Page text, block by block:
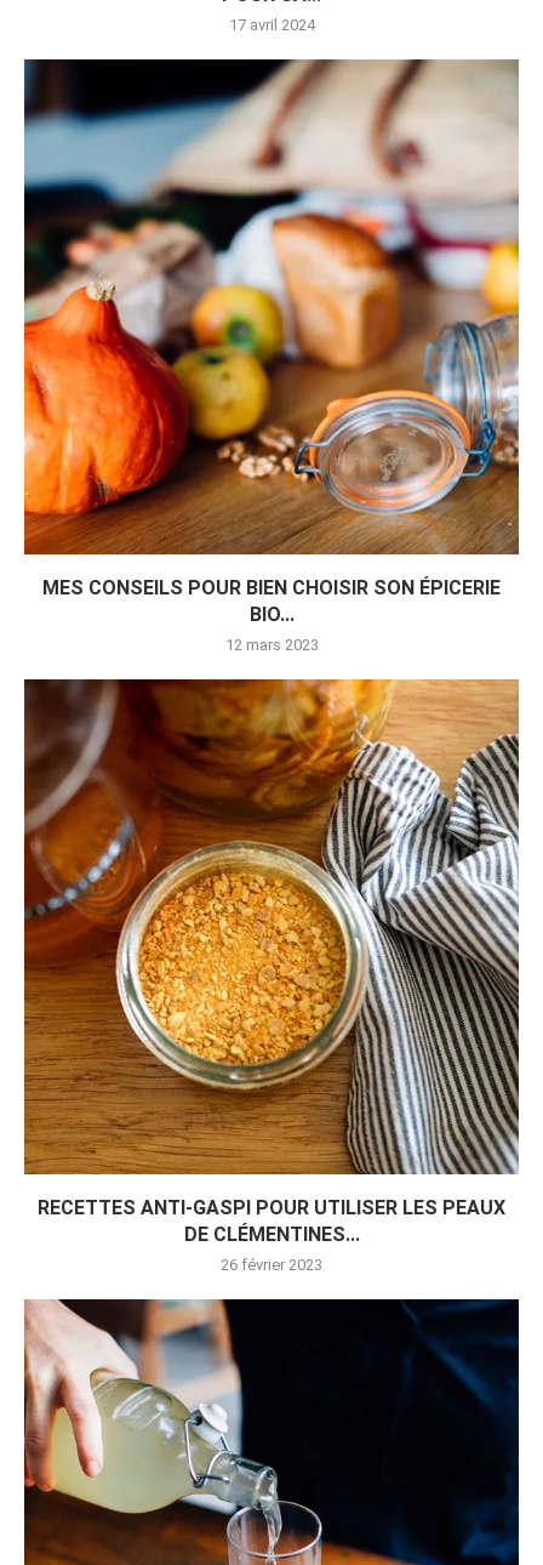
17 avril 2024
MES CONSEILS POUR BIEN CHOISIR SON ÉPICERIE
BIO...
12 mars 2023
RECETTES ANTI-GASPI POUR UTILISER LES PEAUX
DE CLÉMENTINES...
26 février 2023